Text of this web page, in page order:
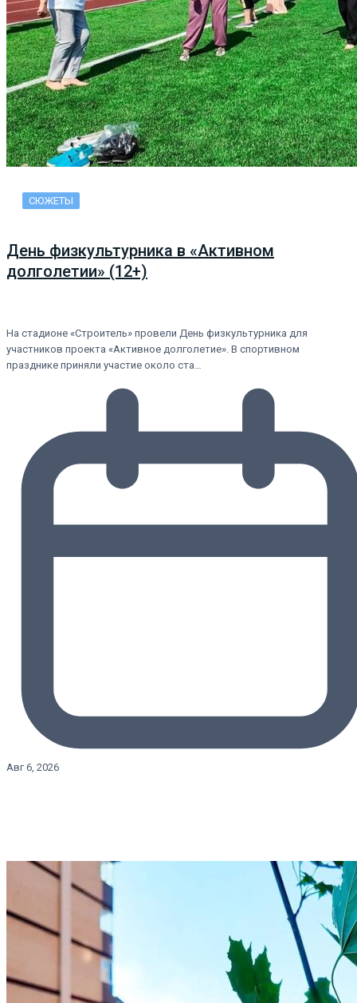
СЮЖЕТЫ
День физкультурника в «Активном
долголетии» (12+)
На стадионе «Строитель» провели День физкультурника для
участников проекта «Активное долголетие». В спортивном
празднике приняли участие около ста…
Авг 6, 2026